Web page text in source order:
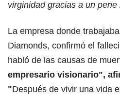
virginidad gracias a un pene
La empresa donde
Diamonds, confirmó el
habló de las causas de
empresario visionario",
"Después de vivir una vida